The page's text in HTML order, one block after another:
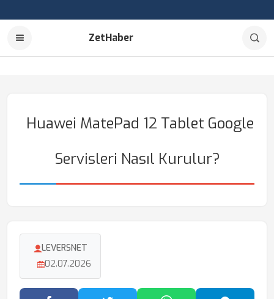
ZetHaber
Huawei MatePad 12 Tablet Google
Servisleri Nasıl Kurulur?
LEVERSNET
02.07.2026